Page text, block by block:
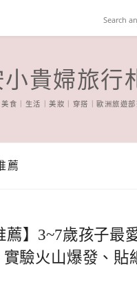
貴婦旅行
食｜生活｜美妝｜穿搭｜歐洲旅遊部
薦
薦】3~7歲孩子最
驗火山爆發、貼